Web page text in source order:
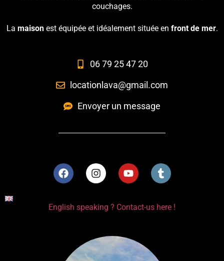
couchages.
La maisonest équipée et idéalement située en front de mer.
06 79 25 47 20
locationlava@gmail.com
Envoyer un message
English speaking ? Contact-us here !